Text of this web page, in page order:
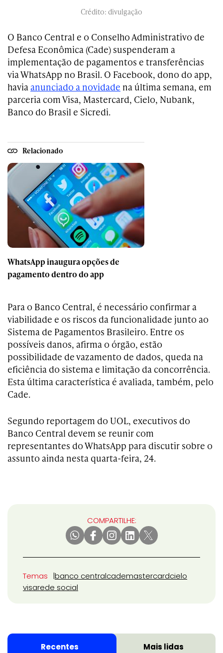
Crédito: divulgação
O Banco Central e o Conselho Administrativo de
Defesa Econômica (Cade) suspenderam a
implementação de pagamentos e transferências
via WhatsApp no Brasil. O Facebook, dono do app,
havia anunciado a novidade na última semana, em
parceria com Visa, Mastercard, Cielo, Nubank,
Banco do Brasil e Sicredi.
Relacionado
WhatsApp inaugura opções de
pagamento dentro do app
Para o Banco Central, é necessário confirmar a
viabilidade e os riscos da funcionalidade junto ao
Sistema de Pagamentos Brasileiro. Entre os
possíveis danos, afirma o órgão, estão
possibilidade de vazamento de dados, queda na
eficiência do sistema e limitação da concorrência.
Esta última característica é avaliada, também, pelo
Cade.
Segundo reportagem do UOL, executivos do
Banco Central devem se reunir com
representantes do WhatsApp para discutir sobre o
assunto ainda nesta quarta-feira, 24.
COMPARTILHE:
Temas banco centralcademastercardcielo
visarede social
Recentes Mais lidas